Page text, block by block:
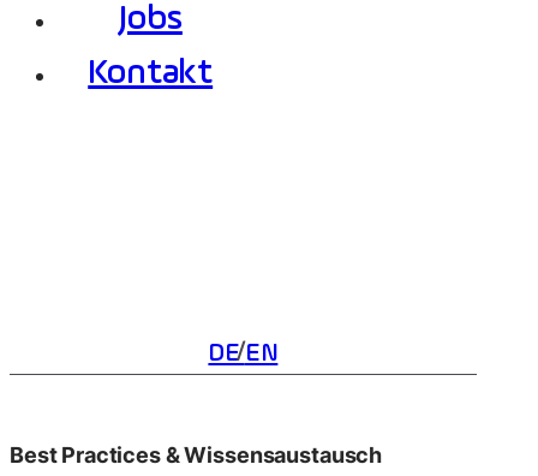
Jobs
Kontakt
EN
DE
Best Practices & Wissensaustausch